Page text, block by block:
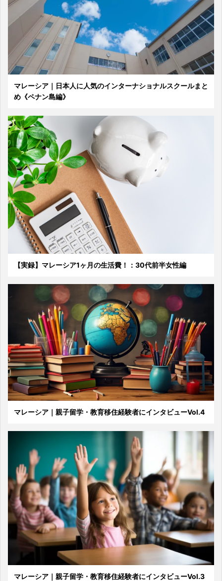
マレーシア｜日本人に人気のインターナショナルスクールまと
め《ペナン島編》
【実録】マレーシア1ヶ月の生活費！：30代前半女性編
マレーシア｜親子留学・教育移住経験者にインタビューVol.4
マレーシア｜親子留学・教育移住経験者にインタビューVol.3